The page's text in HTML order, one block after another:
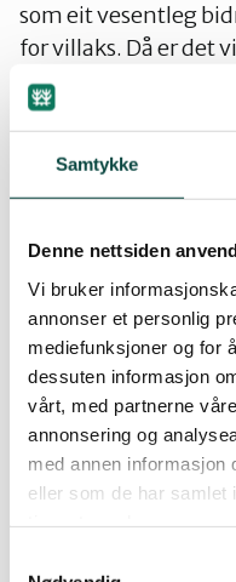
Samtykke
Denne nettsiden
Vi bruker
annonser et personlig
mediefunksjoner og for
dessuten informasjon
vårt, med partnerne
annonsering og
med annen informasjon
eller som de har samlet
som eit vesentleg
for villaks. Då er det
laksefjordar og
overeinstemmande
52 nasjonale
som representerer ei
milliardar, og er
forvalting. Vi vil ta
viser at det er stort
retningsliner/
forvalting av våre
laksevassdrag. Vi
forskrifter for å
verknad for
vedtak seier at større